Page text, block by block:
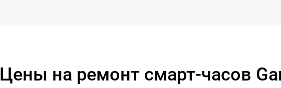
Цены на ремонт смарт-часов